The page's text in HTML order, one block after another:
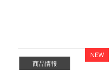
商品情報